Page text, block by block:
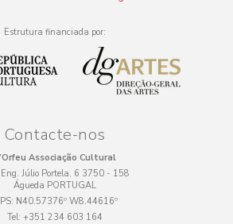
Estrutura financiada por:
Contacte-nos
Associação Cultural
Júlio Portela, 6 3750 - 158
Águeda PORTUGAL
N40.57376º W8.44616º
Tel: +351 234 603 164